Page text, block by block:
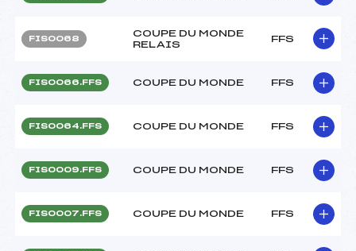
FIS0068
COUPE DU MONDE
RELAIS
FFS
FIS0066.FFS COUPE DU MONDE FFS
FIS0064.FFS COUPE DU MONDE FFS
FIS0009.FFS COUPE DU MONDE FFS
FIS0007.FFS COUPE DU MONDE FFS